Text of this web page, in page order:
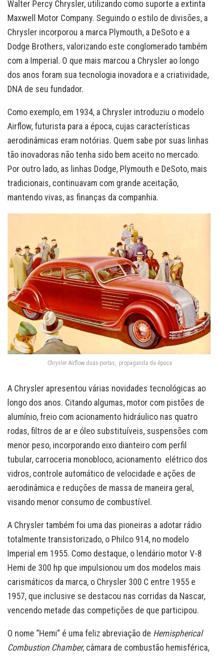
Walter Percy Chrysler, utilizando como suporte a extinta
Maxwell Motor Company. Seguindo o estilo de divisões, a
Chrysler incorporou a marca Plymouth, a DeSoto e a
Dodge Brothers, valorizando este conglomerado também
com a Imperial. O que mais marcou a Chrysler ao longo
dos anos foram sua tecnologia inovadora e a criatividade,
DNA de seu fundador.
Como exemplo, em 1934, a Chrysler introduziu o modelo
Airflow, futurista para a época, cujas características
aerodinâmicas eram notórias. Quem sabe por suas linhas
tão inovadoras não tenha sido bem aceito no mercado.
Por outro lado, as linhas Dodge, Plymouth e DeSoto, mais
tradicionais, continuavam com grande aceitação,
mantendo vivas, as finanças da companhia.
Chrysler Airflow duas-portas, propaganda da época
A Chrysler apresentou várias novidades tecnológicas ao
longo dos anos. Citando algumas, motor com pistões de
alumínio, freio com acionamento hidráulico nas quatro
rodas, filtros de ar e óleo substituíveis, suspensões com
menor peso, incorporando eixo dianteiro com perfil
tubular, carroceria monobloco, acionamento elétrico dos
vidros, controle automático de velocidade e ações de
aerodinâmica e reduções de massa de maneira geral,
visando menor consumo de combustível.
A Chrysler também foi uma das pioneiras a adotar rádio
totalmente transistorizado, o Philco 914, no modelo
Imperial em 1955. Como destaque, o lendário motor V-8
Hemi de 300 hp que impulsionou um dos modelos mais
carismáticos da marca, o Chrysler 300 C entre 1955 e
1957, que inclusive se destacou nas corridas da Nascar,
vencendo metade das competições de que participou.
O nome “Hemi” é uma feliz abreviação de Hemispherical
Combustion Chamber, câmara de combustão hemisférica,